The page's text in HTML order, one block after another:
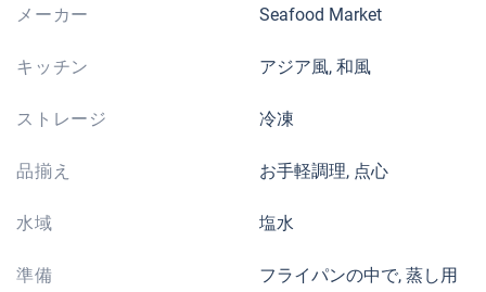
メーカー Seafood Market
キッチン アジア風, 和風
ストレージ 冷凍
品揃え お手軽調理, 点心
水域 塩水
準備 フライパンの中で, 蒸し用